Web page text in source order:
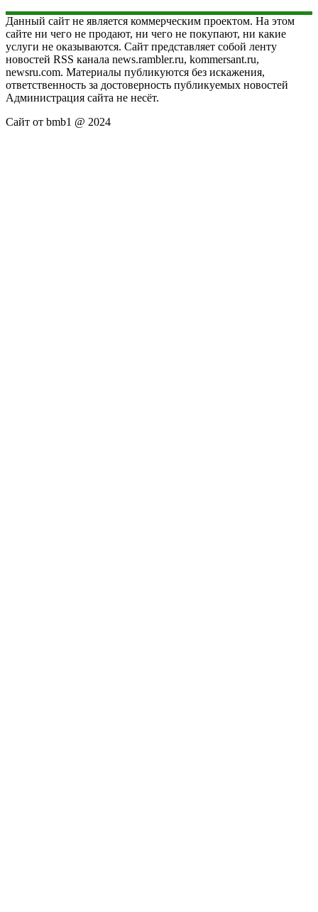
Данный сайт не является коммерческим проектом. На этом
сайте ни чего не продают, ни чего не покупают, ни какие
услуги не оказываются. Сайт представляет собой ленту
новостей RSS канала news.rambler.ru, kommersant.ru,
newsru.com. Материалы публикуются без искажения,
ответственность за достоверность публикуемых новостей
Администрация сайта не несёт.
Сайт от bmb1 @ 2024